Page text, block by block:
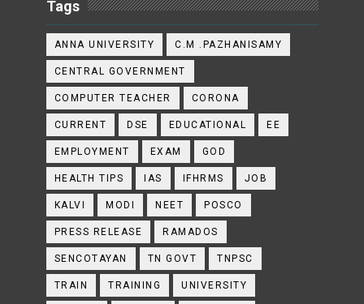
Tags
ANNA UNIVERSITY C.M .PAZHANISAMY
CENTRAL GOVERNMENT
COMPUTER TEACHER CORONA
CURRENT DSE EDUCATIONAL EE
EMPLOYMENT EXAM GOD
HEALTH TIPS IAS IFHRMS JOB
KALVI MODI NEET POSCO
PRESS RELEASE RAMADOS
SENCOTAYAN TN GOVT TNPSC
TRAIN TRAINING UNIVERSITY